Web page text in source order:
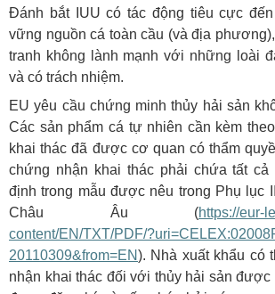
Đánh bắt IUU có tác động tiêu cực
vững nguồn cá toàn cầu (và địa
tranh không lành mạnh với những loài
và có trách nhiệm.
EU yêu cầu chứng minh thủy hải sản
Các sản phẩm cá tự nhiên cần kèm
khai thác đã được cơ quan có thẩm
chứng nhận khai thác phải chứa tất cả
định trong mẫu được nêu trong Phụ lục
Châu Âu (https://eur-
content/EN/TXT/PDF/
20110309&from=EN). Nhà xuất khẩu có
nhận khai thác đối với thủy hải sản được